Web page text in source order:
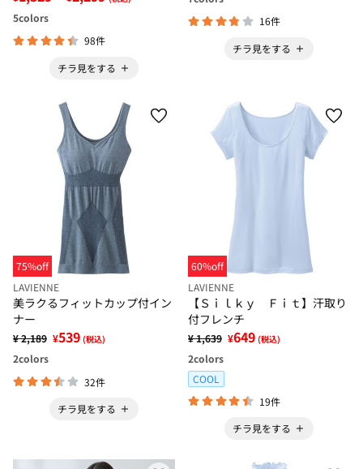
5colors
98件
チラ見をする
16件
チラ見をする
75%off
LAVIENNE
美ラクるフィットカップ付イン
ナー
¥ 2,189 ¥539 (税込)
2colors
32件
チラ見をする
60%off
LAVIENNE
【Ｓｉｌｋｙ Ｆｉｔ】汗取り
付フレンチ
¥ 1,639 ¥649 (税込)
2colors
COOL
19件
チラ見をする